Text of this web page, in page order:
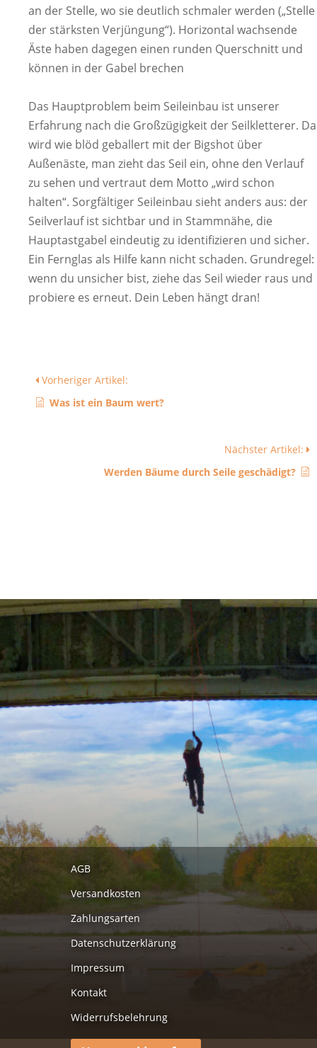
an der Stelle, wo sie deutlich schmaler werden („Stelle
der stärksten Verjüngung“). Horizontal wachsende
Äste haben dagegen einen runden Querschnitt und
können in der Gabel brechen
Das Hauptproblem beim Seileinbau ist unserer
Erfahrung nach die Großzügigkeit der Seilkletterer. Da
wird wie blöd geballert mit der Bigshot über
Außenäste, man zieht das Seil ein, ohne den Verlauf
zu sehen und vertraut dem Motto „wird schon
halten“. Sorgfältiger Seileinbau sieht anders aus: der
Seilverlauf ist sichtbar und in Stammnähe, die
Hauptastgabel eindeutig zu identifizieren und sicher.
Ein Fernglas als Hilfe kann nicht schaden. Grundregel:
wenn du unsicher bist, ziehe das Seil wieder raus und
probiere es erneut. Dein Leben hängt dran!
Vorheriger Artikel:
Was ist ein Baum wert?
Nächster Artikel:
Werden Bäume durch Seile geschädigt?
AGB
Versandkosten
Zahlungsarten
Datenschutzerklärung
Impressum
Kontakt
Widerrufsbelehrung